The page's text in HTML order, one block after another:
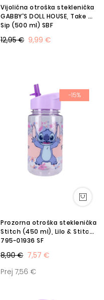
Vijolična otroška steklenička
GABBY'S DOLL HOUSE, Take A
Sip (500 ml) SBF
9,99 €
12,95 €
-15%
Prozorna otroška steklenička
Stitch (450 ml), Lilo & Stitch
795-01936 SF
7,57 €
8,90 €
Prej 7,56 €